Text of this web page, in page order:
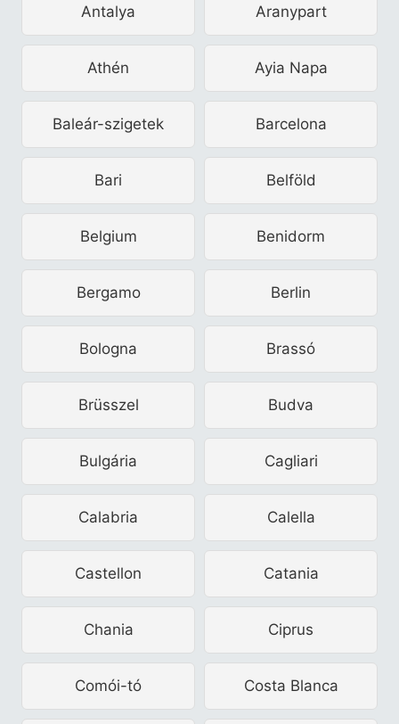
Antalya Aranypart
Athén Ayia Napa
Baleár-szigetek Barcelona
Bari Belföld
Belgium Benidorm
Bergamo Berlin
Bologna Brassó
Brüsszel Budva
Bulgária Cagliari
Calabria Calella
Castellon Catania
Chania Ciprus
Comói-tó Costa Blanca